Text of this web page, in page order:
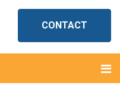
CONTACT